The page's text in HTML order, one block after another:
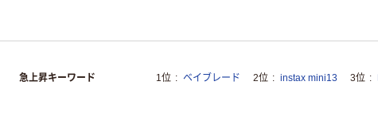
急上昇キーワード 1位 ベイブレード 2位 instax mini13 3位